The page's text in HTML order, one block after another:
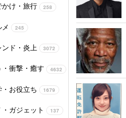
かけ・旅行 258
245
ンド・炎上 3072
・衝撃・癒す 4632
・お役立ち 1679
・ガジェット 137